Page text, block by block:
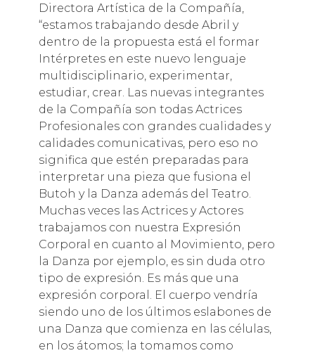
Directora Artística de la Compañía,
“estamos trabajando desde Abril y
dentro de la propuesta está el formar
Intérpretes en este nuevo lenguaje
multidisciplinario, experimentar,
estudiar, crear. Las nuevas integrantes
de la Compañía son todas Actrices
Profesionales con grandes cualidades y
calidades comunicativas, pero eso no
significa que estén preparadas para
interpretar una pieza que fusiona el
Butoh y la Danza además del Teatro.
Muchas veces las Actrices y Actores
trabajamos con nuestra Expresión
Corporal en cuanto al Movimiento, pero
la Danza por ejemplo, es sin duda otro
tipo de expresión. Es más que una
expresión corporal. El cuerpo vendría
siendo uno de los últimos eslabones de
una Danza que comienza en las células,
en los átomos; la tomamos como